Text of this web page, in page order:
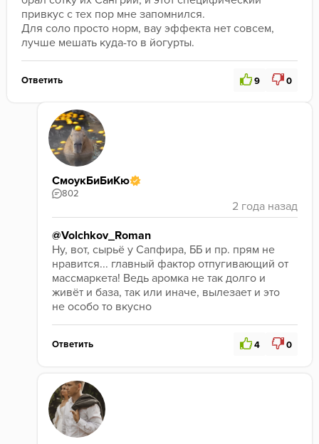
привкус с тех пор мне запомнился.
Для соло просто норм, вау эффекта нет совсем,
лучше мешать куда-то в йогурты.
Ответить 9 0
СмоукБиБиКю
802
@Volchkov_Roman
Ну, вот, сырьё у Сапфира, ББ и пр. прям не
нравится... главный фактор отпугивающий от
массмаркета! Ведь аромка не так долго и
живёт и база, так или иначе, вылезает и это
не особо то вкусно
Ответить 4 0